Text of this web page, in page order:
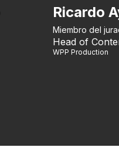
Ricardo
Miembro del
Head of
WPP Production